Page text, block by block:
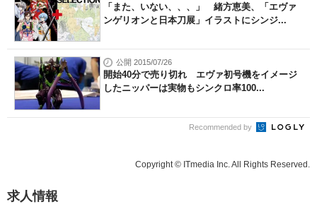
「また、いない、、、」 緒方恵美、「エヴァ
ンゲリオンと日本刀展」イラストにシンジ...
公開 2015/07/26
開始40分で売り切れ エヴァ初号機をイメージ
したニッパーは実物もシンクロ率100...
Recommended by
Copyright © ITmedia Inc. All Rights Reserved.
求人情報